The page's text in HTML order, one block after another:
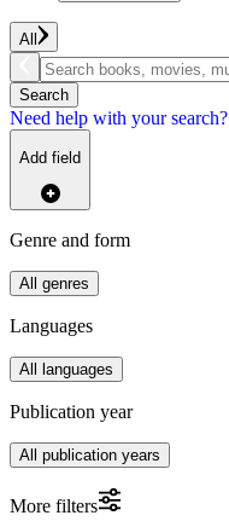
All
Search
Need help with your search?
Add field
Genre and form
All genres
Languages
All languages
Publication year
All publication years
More filters